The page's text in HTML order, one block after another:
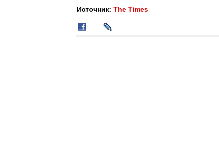
Источник: The Times